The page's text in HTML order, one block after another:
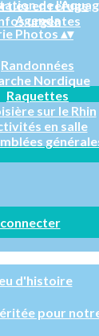
en refuge
urgentes
de
Agenda
Photos ▴▾
Randonnées
Nordique
Raquettes
sur le Rhin
en salle
connecter
d'histoire
pour